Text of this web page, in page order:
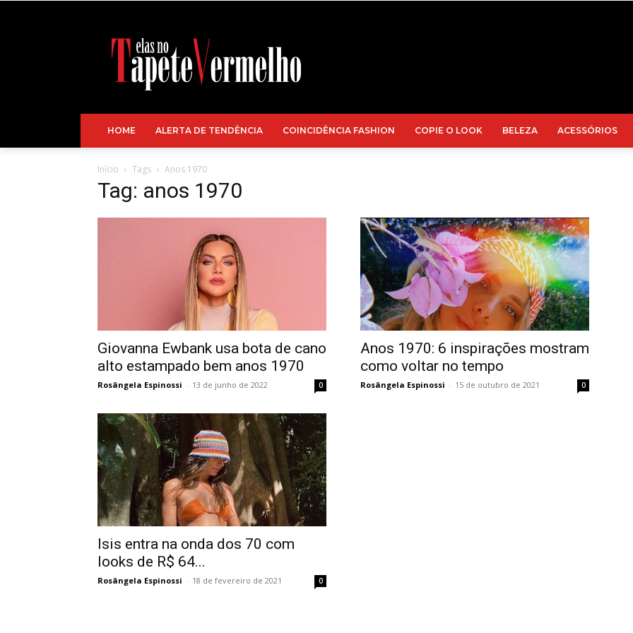
HOME ALERTA DE TENDÊNCIA COINCIDÊNCIA FASHION COPIE O LOOK BELEZA ACESSÓRIOS
Início Tags Anos 1970
Tag: anos 1970
Giovanna Ewbank usa bota de cano
alto estampado bem anos 1970
Rosângela Espinossi - 13 de junho de 2022 0
Anos 1970: 6 inspirações mostram
como voltar no tempo
Rosângela Espinossi - 15 de outubro de 2021 0
Isis entra na onda dos 70 com
looks de R$ 64...
Rosângela Espinossi - 18 de fevereiro de 2021 0